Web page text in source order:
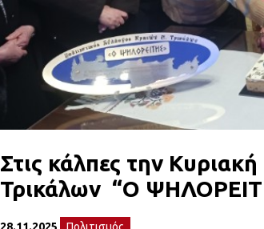
Στις κάλπες την
Τρικάλων “Ο
28.11.2025 Πολιτισμός